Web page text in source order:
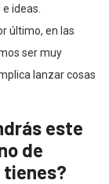
ideas.
último, en las
ser muy
lanzar cosas
este
de
tienes?